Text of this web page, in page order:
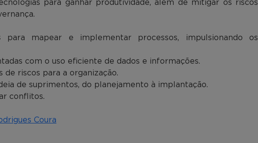
para ganhar produtividade, além de mitigar os riscos
para mapear e implementar processos, impulsionando os
com o uso eficiente de dados e informações.
de riscos para a organização.
de suprimentos, do planejamento à implantação.
conflitos.
Coura